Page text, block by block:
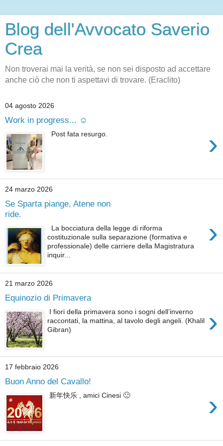
Blog dell'Avvocato Saverio
Crea
Non troverai mai la verità, se non sei disposto ad accettare
anche ciò che non ti aspettavi di trovare. (Eraclito)
04 agosto 2026
Work in progress... ☺️
›
Post fata resurgo.
24 marzo 2026
Se Sparta piange, Atene non
ride.
›
La bocciatura della legge di riforma
costituzionale sulla separazione (formativa e
professionale) delle carriere della Magistratura
inquir...
21 marzo 2026
Equinozio di Primavera
›
I fiori della primavera sono i sogni dell’inverno
raccontati, la mattina, al tavolo degli angeli. (Khalil
Gibran)
17 febbraio 2026
Buon Anno del Cavallo!
›
新年快乐 , amici Cinesi 🙂